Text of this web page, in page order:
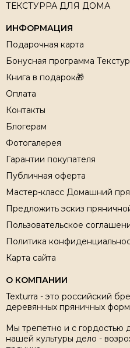
ТЕКСТУРРА ДЛЯ ДОМА
ИНФОРМАЦИЯ
Подарочная карта
Бонусная программа
Книга в подарок🎁
Оплата
Контакты
Блогерам
Фотогалерея
Гарантии покупателя
Публичная оферта
Мастер-класс Домашний
Предложить эскиз
Пользовательское
Политика
Карта сайта
О КОМПАНИИ
Texturra - это российский
деревянных пряничных форм
Мы трепетно и с гордостью
нашей культуры дело -